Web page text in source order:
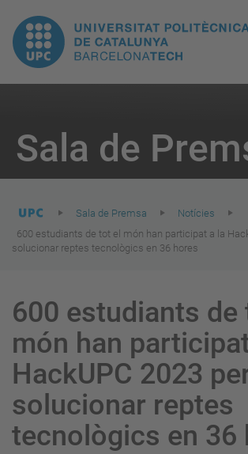
UPC.
Universitat
de
Catalunya
Sala de
here:
Sala de Premsa
Notícies
600 estudiants de tot el món han participat a la
solucionar reptes tecnològics en 36 hores
600 estudiants de
món han
HackUPC 2023
solucionar reptes
tecnològics en 36